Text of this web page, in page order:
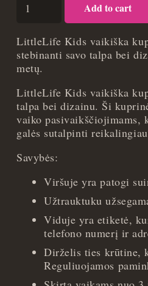
kuprinė
Big
Kids
Ladybird
quantity
Add to cart
LittleLife Kids vaikiška
stebinanti savo talpa bei
metų.
LittleLife Kids vaikiška
talpa bei dizainu. Ši
vaiko pasivaikščiojimams,
galės sutalpinti
Savybės:
Viršuje yra patogi
Užtrauktuku
Viduje yra etiketė,
telefono numerį ir
Dirželis ties krūtine,
Reguliuojamos